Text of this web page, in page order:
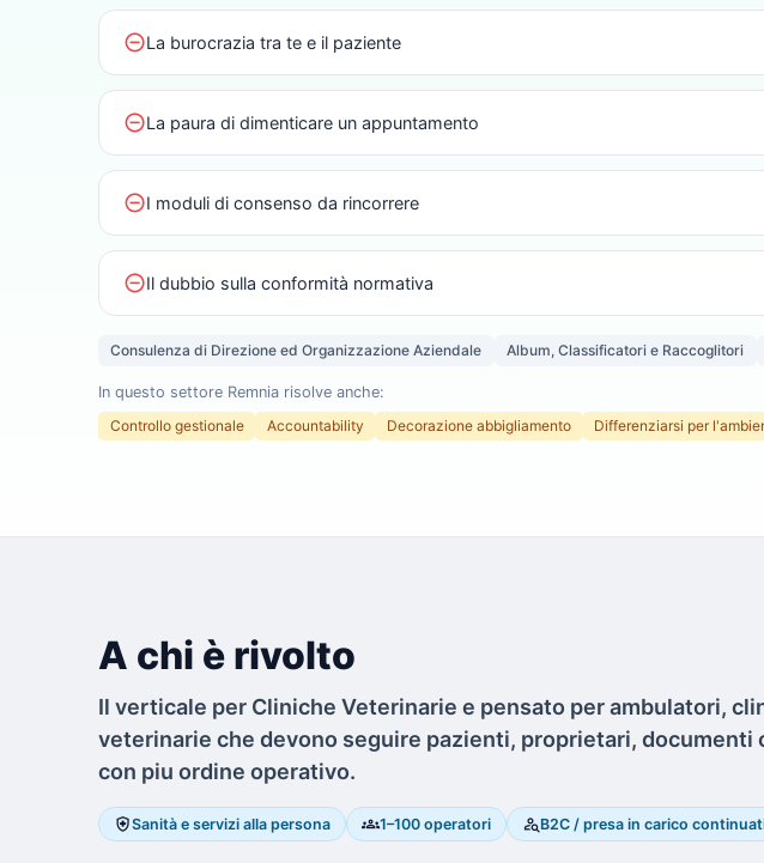
do_not_disturb_onLa burocrazia tra te e il paziente
do_not_disturb_onLa paura di dimenticare un appuntamento
do_not_disturb_onI moduli di consenso da rincorrere
do_not_disturb_onIl dubbio sulla conformità normativa
Consulenza di Direzione ed Organizzazione Aziendale Album, Classificatori e Raccoglitori
In questo settore Remnia risolve anche:
Controllo gestionale
Accountability Decorazione abbigliamento Differenziarsi per
A chi è rivolto
Il verticale per Cliniche Veterinarie e pensato per ambulatori,
veterinarie che devono seguire pazienti, proprietari,
con piu ordine operativo.
health_and_safetySanità e servizi alla persona groups1–100 operatori person_searchB2C / presa in carico